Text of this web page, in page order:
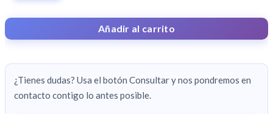
Y
COSTILLAS
GUARNICION
CANTIDAD
Añadir al carrito
¿Tienes dudas? Usa el botón Consultar y nos pondremos en
contacto contigo lo antes posible.